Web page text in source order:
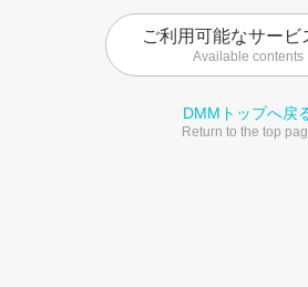
ご利用可能なサービ
Available contents
DMMトップへ戻
Return to the top